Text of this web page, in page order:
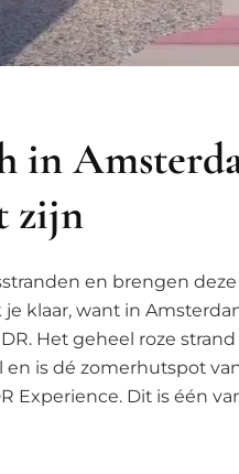
in
zijn
en brengen
je klaar, want in
Het geheel roze
is dé zomerhutspot
Experience. Dit is één